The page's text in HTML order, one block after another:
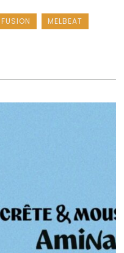
FUSION
MELBEAT